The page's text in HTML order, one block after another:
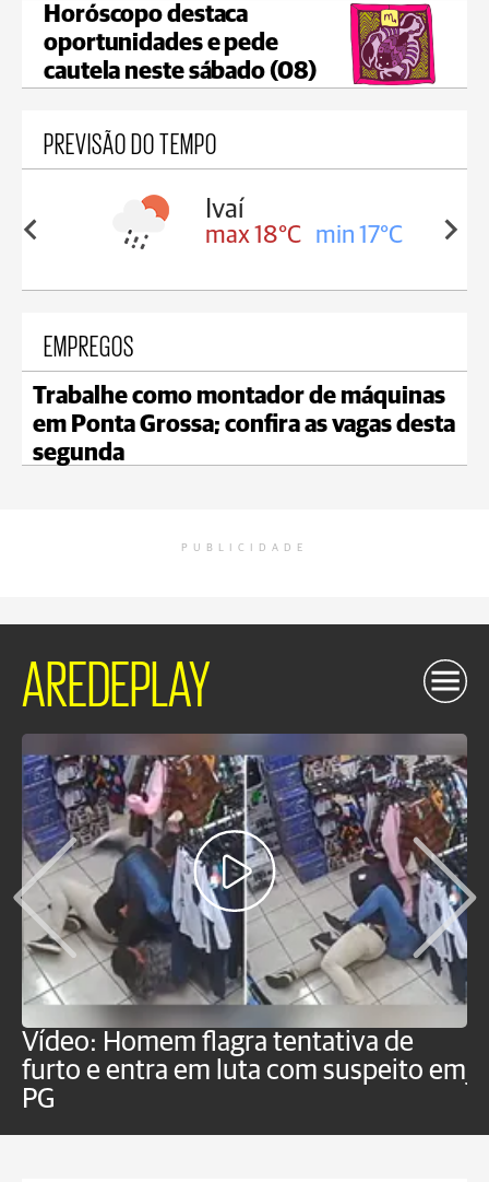
Horóscopo destaca
oportunidades e pede
cautela neste sábado (08)
PREVISÃO DO TEMPO
16°C
Ivaí
max 18°C min 17°C
EMPREGOS
Trabalhe como montador de máquinas
em Ponta Grossa; confira as vagas desta
segunda
PUBLICIDADE
AREDEPLAY
Vídeo: Homem flagra tentativa de
furto e entra em luta com suspeito em
PG